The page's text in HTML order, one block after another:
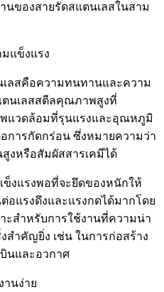
นของสายรัดสแตนเลสในสาม
แข็งแรง
ลสคือความทนทานและความ
ตนเลสสตีลคุณภาพสูงที่
แวดล้อมที่รุนแรงและอุณหภูมิ
ารกัดกร่อน ซึ่งหมายความว่า
งหรือสัมผัสสารเคมีได้
ข็งแรงพอที่จะยึดของหนักให้
อแรงดึงและแรงกดได้มากโดย
ะสำหรับการใช้งานที่ความน่า
สำคัญยิ่ง เช่น ในการก่อสร้าง
นและอวกาศ
านง่าย